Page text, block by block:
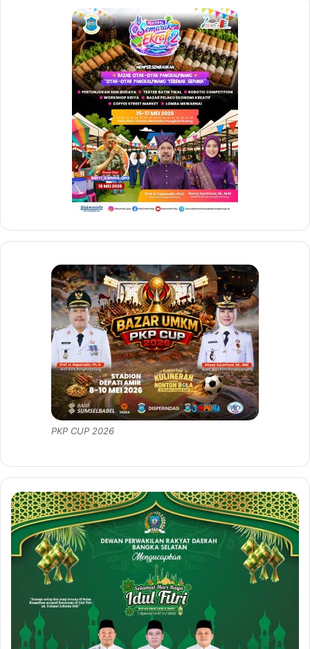
PKP CUP 2026